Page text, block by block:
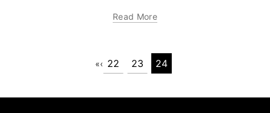
Read More
«‹ 22 23 24